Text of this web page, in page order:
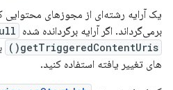
یک آرایه رشته‌ای از مجوزهای محتوایی که
برمی‌گرداند. اگر آرایه برگردانده شده
getTriggeredContentUris()
های تغییر یافته استفاده کنید.